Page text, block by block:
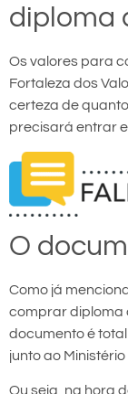
diploma
Os valores para
Fortaleza dos
certeza de
precisará entrar
O
Como já
comprar diploma
documento é
junto ao
Ou seja, na hora